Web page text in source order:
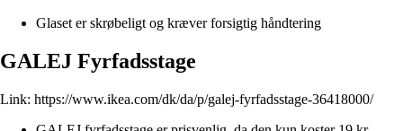
Glaset er skrøbeligt og kræver forsigtig håndtering
GALEJ Fyrfadsstage
Link: https://www.ikea.com/dk/da/p/galej-fyrfadsstage-36418000/